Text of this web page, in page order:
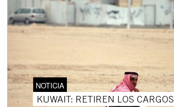
NOTICIA
KUWAIT: RETIREN LOS CARGOS